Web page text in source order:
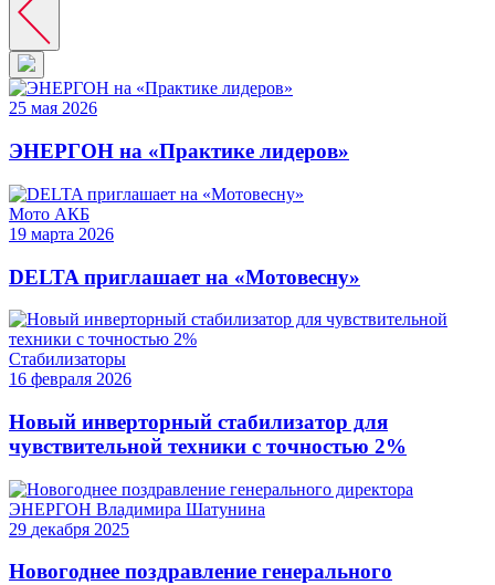
25 мая 2026
ЭНЕРГОН на «Практике лидеров»
Мото АКБ
19 марта 2026
DELTA приглашает на «Мотовесну»
Стабилизаторы
16 февраля 2026
Новый инверторный стабилизатор для
чувствительной техники с точностью 2%
29 декабря 2025
Новогоднее поздравление генерального